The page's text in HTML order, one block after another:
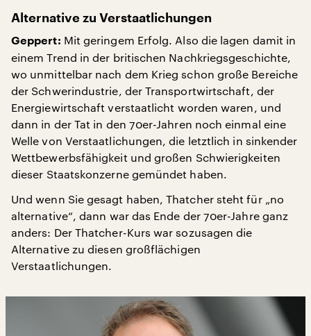
Alternative zu Verstaatlichungen
Geppert: Mit geringem Erfolg. Also die lagen damit in
einem Trend in der britischen Nachkriegsgeschichte,
wo unmittelbar nach dem Krieg schon große Bereiche
der Schwerindustrie, der Transportwirtschaft, der
Energiewirtschaft verstaatlicht worden waren, und
dann in der Tat in den 70er-Jahren noch einmal eine
Welle von Verstaatlichungen, die letztlich in sinkender
Wettbewerbsfähigkeit und großen Schwierigkeiten
dieser Staatskonzerne gemündet haben.
Und wenn Sie gesagt haben, Thatcher steht für „no
alternative“, dann war das Ende der 70er-Jahre ganz
anders: Der Thatcher-Kurs war sozusagen die
Alternative zu diesen großflächigen
Verstaatlichungen.